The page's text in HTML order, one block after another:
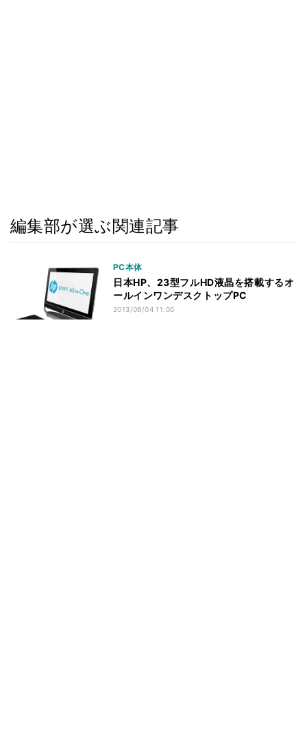
編集部が選ぶ関連記事
PC本体
日本HP、23型フルHD液晶を搭載するオ
ールインワンデスクトップPC
2013/06/04 11:00